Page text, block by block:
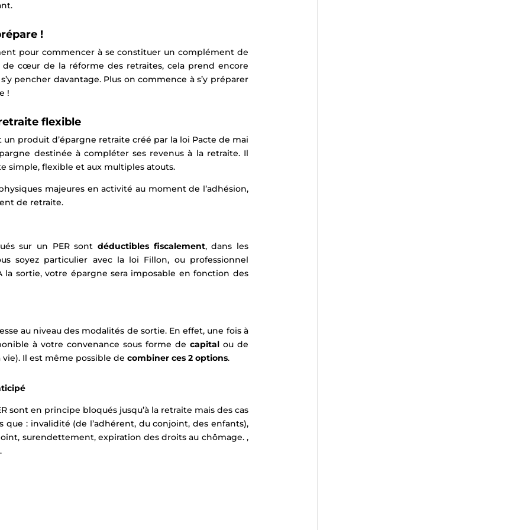
!
pour commencer à se constituer un complément de
de cœur de la réforme des retraites, cela prend encore
pencher davantage. Plus on commence à s’y préparer
!
flexible
un produit d’épargne retraite créé par la loi Pacte de mai
destinée à compléter ses revenus à la retraite. Il
simple, flexible et aux multiples atouts.
majeures en activité au moment de l’adhésion,
de retraite.
sur un PER sont déductibles fiscalement, dans les
soyez particulier avec la loi Fillon, ou professionnel
la sortie, votre épargne sera imposable en fonction des
au niveau des modalités de sortie. En effet, une fois à
à votre convenance sous forme de capitalou de
Il est même possible de combiner ces 2 options.
sont en principe bloqués jusqu’à la retraite mais des cas
: invalidité (de l’adhérent, du conjoint, des enfants),
surendettement, expiration des droits au chômage. ,